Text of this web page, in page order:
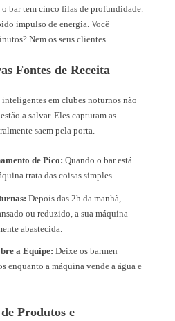
bar tem cinco filas de profundidade.
impulso de energia. Você
Nem os seus clientes.
Fontes de Receita
em clubes noturnos não
a salvar. Eles capturam as
saem pela porta.
de Pico: Quando o bar está
trata das coisas simples.
Depois das 2h da manhã,
ou reduzido, a sua máquina
abastecida.
a Equipe: Deixe os barmen
enquanto a máquina vende a água e
Produtos e